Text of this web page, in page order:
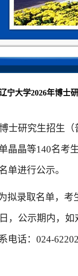
宁大学2026年博士
士研究生招生
晶晶等140名考
单进行公示。
拟录取名单，
，公示期内，
电话： 024-